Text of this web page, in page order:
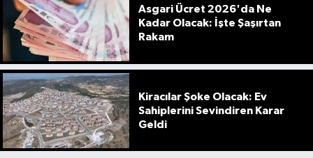
Asgari Ücret 2026'da Ne
Kadar Olacak: İşte Şaşırtan
Rakam
Kiracılar Şoke Olacak: Ev
Sahiplerini Sevindiren Karar
Geldi